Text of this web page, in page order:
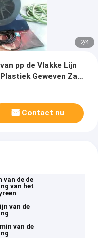
2/4
pp de Vlakke Lijn
Geweven Zak
Contact nu
van de de
van het
van de
van de